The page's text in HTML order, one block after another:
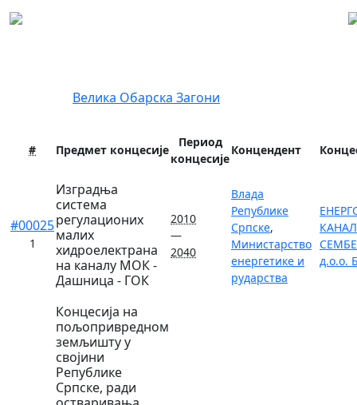
Велика Обарска Загони
# Предмет концесије
Период
концесије
Концендент
#00025
1
Изградња
система
регулационих
малих
хидроелектрана
на каналу МОК -
Дашница - ГОК
2010
—
2040
Влада
Републике
Српске,
Министарство
енергетике и
рударства
д.о.о.
Концесија на
пољопривредном
земљишту у
својини
Републике
Српске, ради